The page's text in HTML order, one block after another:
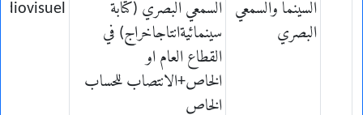
السينما والسمعي
البصري
السمعي البصري (كتابة
سينمائيةانتاجاخراج) في
القطاع العام او
الخاص+الانتصاب للحساب
الخاص